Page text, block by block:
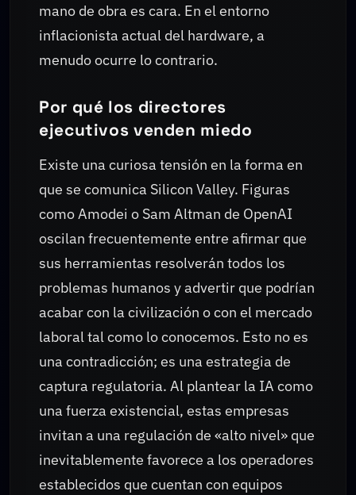
mano de obra es cara. En el entorno
inflacionista actual del hardware, a
menudo ocurre lo contrario.
Por qué los directores
ejecutivos venden miedo
Existe una curiosa tensión en la forma en
que se comunica Silicon Valley. Figuras
como Amodei o Sam Altman de OpenAI
oscilan frecuentemente entre afirmar que
sus herramientas resolverán todos los
problemas humanos y advertir que podrían
acabar con la civilización o con el mercado
laboral tal como lo conocemos. Esto no es
una contradicción; es una estrategia de
captura regulatoria. Al plantear la IA como
una fuerza existencial, estas empresas
invitan a una regulación de «alto nivel» que
inevitablemente favorece a los operadores
establecidos que cuentan con equipos